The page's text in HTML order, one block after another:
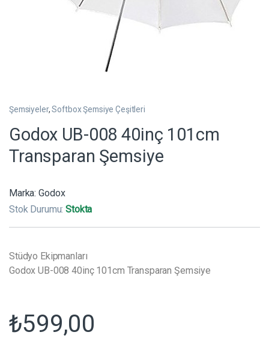
Şemsiyeler,Softbox Şemsiye Çeşitleri
Godox UB-008 40inç 101cm
Transparan Şemsiye
Marka: Godox
Stok Durumu:Stokta
Stüdyo Ekipmanları
Godox UB-008 40inç 101cm Transparan Şemsiye
₺599,00